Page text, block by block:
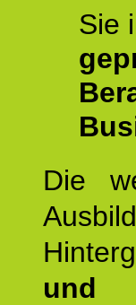
Sie
Die
und